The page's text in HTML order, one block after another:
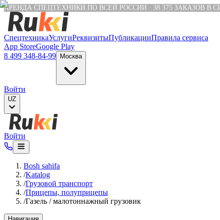
Verification: e6a4652c04df1fb8
АРЕНДА СПЕЦТЕХНИКИ ПО ВСЕЙ РОССИИ · 38 375 ЗАКАЗОВ В
СпецтехникаУслугиРеквизитыПубликацииПравила cервиса
App StoreGoogle Play
8 499 348-84-99
Москва
Войти
UZ
Войти
Bosh sahifa
/Katalog
/Грузовой транспорт
/Прицепы, полуприцепы
/Газель / малотоннажный грузовик